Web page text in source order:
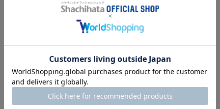
2026.03.02（更新日 2026.03.10）
ンペーン！
イベント スタンプ台/朱肉
ネームペン
ネーム印
ビジネス 印鑑/印章
新生活
業務効率化